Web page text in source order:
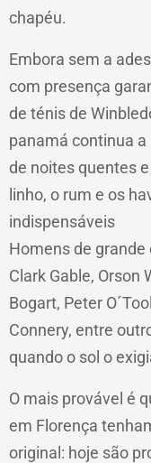
chapéu.
Embora sem a
com presença
de ténis de
panamá continua
de noites quentes
linho, o rum e os
indispensáveis
Homens de
Clark Gable, Orson
Bogart, Peter
Connery, entre
quando o sol o
O mais provável é
em Florença
original: hoje são